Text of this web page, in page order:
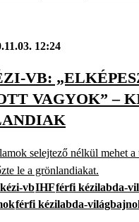
12:24
VB:
VAGYOK” –
selejtező nélkül mehet a
le a grönlandiakat.
vbIHFférfi kézilabda-
férfi kézilabda-